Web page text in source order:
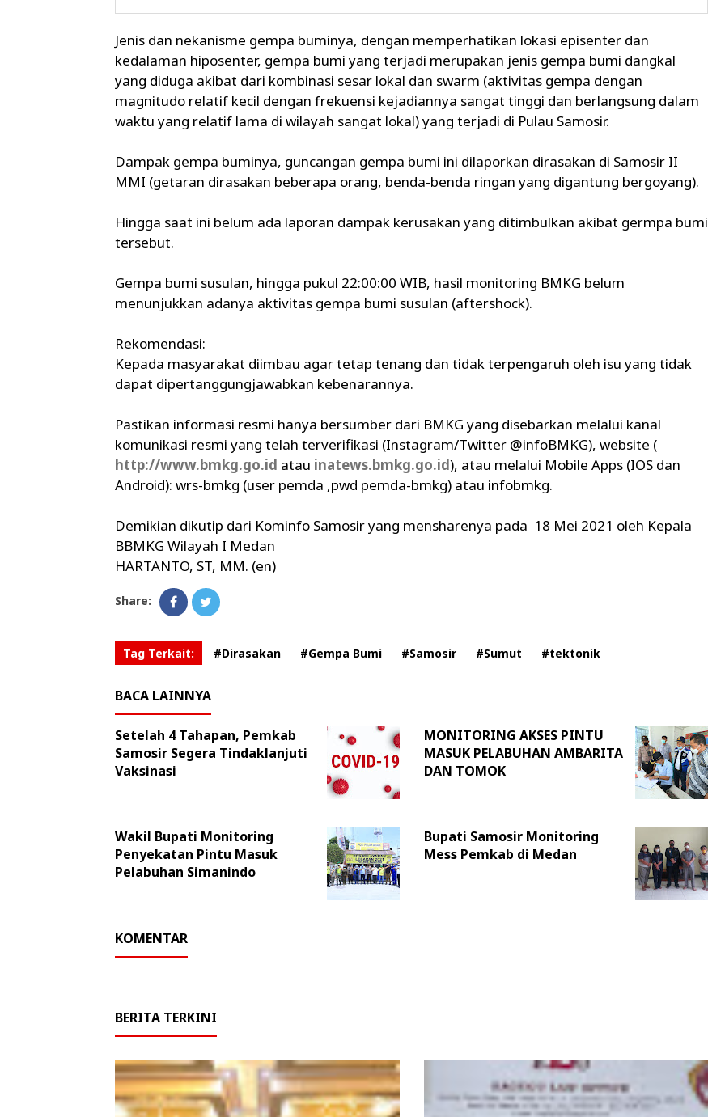
Jenis dan nekanisme gempa buminya, dengan memperhatikan lokasi episenter dan
kedalaman hiposenter, gempa bumi yang terjadi merupakan jenis gempa bumi dangkal
yang diduga akibat dari kombinasi sesar lokal dan swarm (aktivitas gempa dengan
magnitudo relatif kecil dengan frekuensi kejadiannya sangat tinggi dan berlangsung dalam
waktu yang relatif lama di wilayah sangat lokal) yang terjadi di Pulau Samosir.
Dampak gempa buminya, guncangan gempa bumi ini dilaporkan dirasakan di Samosir II
MMI (getaran dirasakan beberapa orang, benda-benda ringan yang digantung bergoyang).
Hingga saat ini belum ada laporan dampak kerusakan yang ditimbulkan akibat germpa bumi
tersebut.
Gempa bumi susulan, hingga pukul 22:00:00 WIB, hasil monitoring BMKG belum
menunjukkan adanya aktivitas gempa bumi susulan (aftershock).
Rekomendasi:
Kepada masyarakat diimbau agar tetap tenang dan tidak terpengaruh oleh isu yang tidak
dapat dipertanggungjawabkan kebenarannya.
Pastikan informasi resmi hanya bersumber dari BMKG yang disebarkan melalui kanal
komunikasi resmi yang telah terverifikasi (Instagram/Twitter @infoBMKG), website (
http://www.bmkg.go.id atau inatews.bmkg.go.id), atau melalui Mobile Apps (IOS dan
Android): wrs-bmkg (user pemda ,pwd pemda-bmkg) atau infobmkg.
Demikian dikutip dari Kominfo Samosir yang mensharenya pada 18 Mei 2021 oleh Kepala
BBMKG Wilayah I Medan
HARTANTO, ST, MM. (en)
Share:
Tag Terkait: #Dirasakan #Gempa Bumi #Samosir #Sumut #tektonik
BACA LAINNYA
Setelah 4 Tahapan, Pemkab
Samosir Segera Tindaklanjuti
Vaksinasi
MONITORING AKSES PINTU
MASUK PELABUHAN AMBARITA
DAN TOMOK
Wakil Bupati Monitoring
Penyekatan Pintu Masuk
Pelabuhan Simanindo
Bupati Samosir Monitoring
Mess Pemkab di Medan
KOMENTAR
BERITA TERKINI